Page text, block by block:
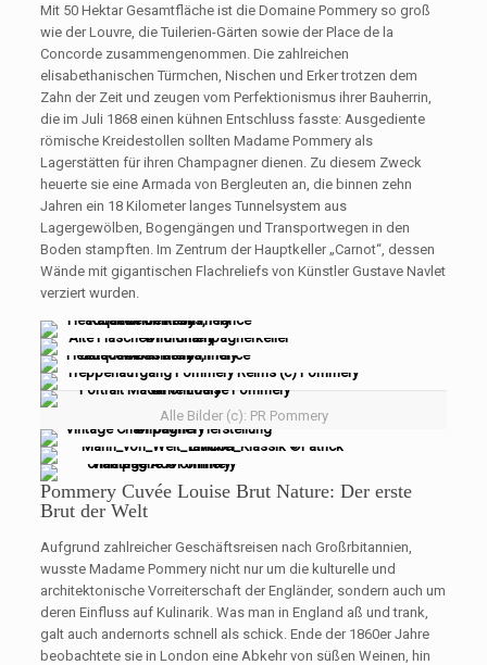
Mit 50 Hektar Gesamtfläche ist die Domaine Pommery so groß
wie der Louvre, die Tuilerien-Gärten sowie der Place de la
Concorde zusammengenommen. Die zahlreichen
elisabethanischen Türmchen, Nischen und Erker trotzen dem
Zahn der Zeit und zeugen vom Perfektionismus ihrer Bauherrin,
die im Juli 1868 einen kühnen Entschluss fasste: Ausgediente
römische Kreidestollen sollten Madame Pommery als
Lagerstätten für ihren Champagner dienen. Zu diesem Zweck
heuerte sie eine Armada von Bergleuten an, die binnen zehn
Jahren ein 18 Kilometer langes Tunnelsystem aus
Lagergewölben, Bogengängen und Transportwegen in den
Boden stampften. Im Zentrum der Hauptkeller „Carnot“, dessen
Wände mit gigantischen Flachreliefs von Künstler Gustave Navlet
verziert wurden.
Alle Bilder (c): PR Pommery
Pommery Cuvée Louise Brut Nature: Der erste
Brut der Welt
Aufgrund zahlreicher Geschäftsreisen nach Großrbitannien,
wusste Madame Pommery nicht nur um die kulturelle und
architektonische Vorreiterschaft der Engländer, sondern auch um
deren Einfluss auf Kulinarik. Was man in England aß und trank,
galt auch andernorts schnell als schick. Ende der 1860er Jahre
beobachtete sie in London eine Abkehr von süßen Weinen, hin